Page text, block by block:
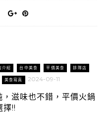
介紹 台中美食 平價美食 排隊店
美食寫真 2024-09-11
滋味也不錯，平價火鍋
擇!!